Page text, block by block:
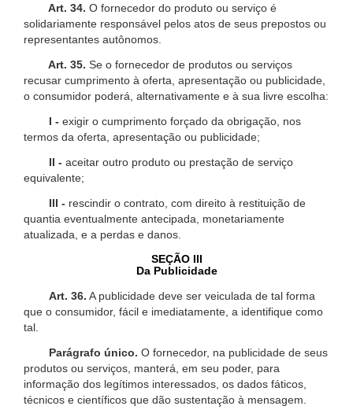
Art. 34. O fornecedor do produto ou serviço é
solidariamente responsável pelos atos de seus prepostos ou
representantes autônomos.
Art. 35. Se o fornecedor de produtos ou serviços
recusar cumprimento à oferta, apresentação ou publicidade,
o consumidor poderá, alternativamente e à sua livre escolha:
I - exigir o cumprimento forçado da obrigação, nos
termos da oferta, apresentação ou publicidade;
II - aceitar outro produto ou prestação de serviço
equivalente;
III - rescindir o contrato, com direito à restituição de
quantia eventualmente antecipada, monetariamente
atualizada, e a perdas e danos.
SEÇÃO III
Da Publicidade
Art. 36. A publicidade deve ser veiculada de tal forma
que o consumidor, fácil e imediatamente, a identifique como
tal.
Parágrafo único. O fornecedor, na publicidade de seus
produtos ou serviços, manterá, em seu poder, para
informação dos legítimos interessados, os dados fáticos,
técnicos e científicos que dão sustentação à mensagem.